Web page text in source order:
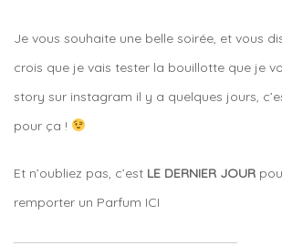
Je vous souhaite une belle soirée, et vous
crois que je vais tester la bouillotte que je
story sur instagram il y a quelques jours,
pour ça !
Et n’oubliez pas, c’est LE DERNIER JOUR
remporter un Parfum ICI